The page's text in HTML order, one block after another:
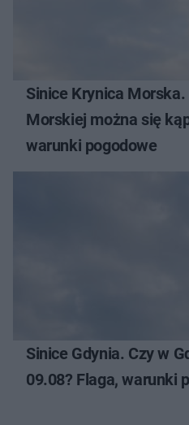
Sinice Krynica
Morskiej można się
warunki pogodowe
Sinice Gdynia. Czy w
09.08? Flaga, warunki